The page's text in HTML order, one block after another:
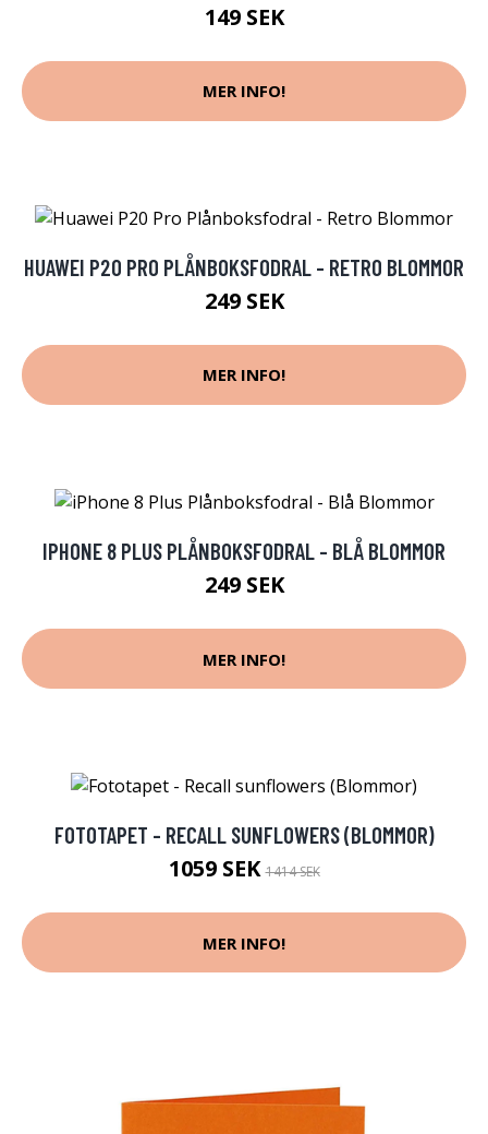
149 SEK
MER INFO!
HUAWEI P20 PRO PLÅNBOKSFODRAL - RETRO BLOMMOR
249 SEK
MER INFO!
IPHONE 8 PLUS PLÅNBOKSFODRAL - BLÅ BLOMMOR
249 SEK
MER INFO!
FOTOTAPET - RECALL SUNFLOWERS (BLOMMOR)
1059 SEK1414 SEK
MER INFO!